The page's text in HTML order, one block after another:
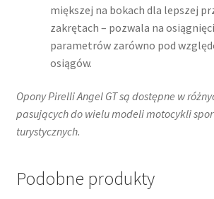
miększej na bokach dla lepszej
zakrętach – pozwala na
parametrów zarówno pod
osiągów.
Opony Pirelli Angel GT są dostępne w
pasujących do wielu modeli motocykli
turystycznych.
Podobne produkty